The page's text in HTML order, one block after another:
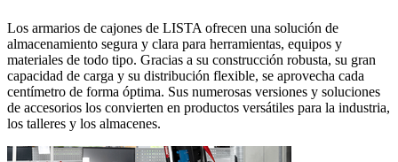
Los armarios de cajones de LISTA ofrecen una solución de
almacenamiento segura y clara para herramientas, equipos y
materiales de todo tipo. Gracias a su construcción robusta, su gran
capacidad de carga y su distribución flexible, se aprovecha cada
centímetro de forma óptima. Sus numerosas versiones y soluciones
de accesorios los convierten en productos versátiles para la industria,
los talleres y los almacenes.